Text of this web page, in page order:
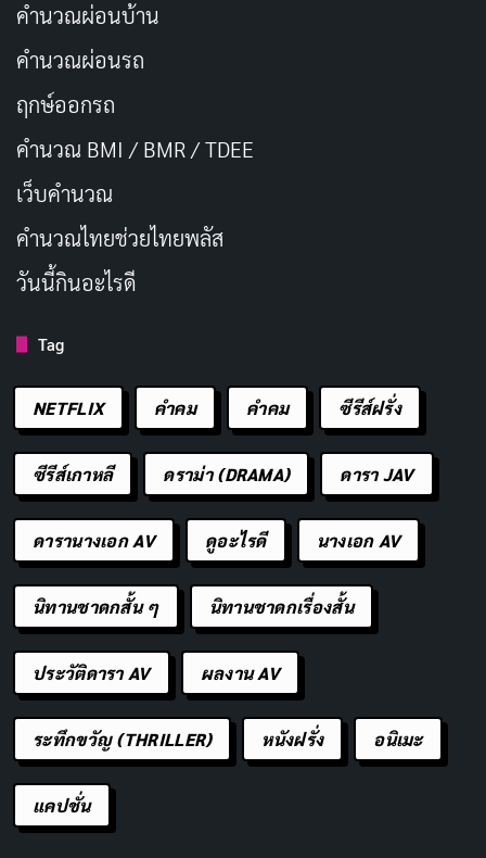
คำนวณผ่อนบ้าน
คำนวณผ่อนรถ
ฤกษ์ออกรถ
คำนวณ BMI / BMR / TDEE
เว็บคํานวณ
คํานวณไทยช่วยไทยพลัส
วันนี้กินอะไรดี
Tag
NETFLIX คำคม คําคม ซีรีส์ฝรั่ง
ซีรีส์เกาหลี ดราม่า (DRAMA) ดารา JAV
ดารานางเอก AV ดูอะไรดี นางเอก AV
นิทานชาดกสั้น ๆ นิทานชาดกเรื่องสั้น
ประวัติดารา AV ผลงาน AV
ระทึกขวัญ (THRILLER) หนังฝรั่ง อนิเมะ
แคปชั่น